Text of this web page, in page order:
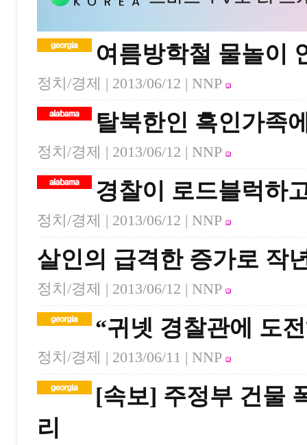
여름방학철 물놀이
정치/경제 | 2013/06/12 | NNP
탈북한인 흑인가족
정치/경제 | 2013/06/12 | NNP
경찰이 로드블럭하
정치/경제 | 2013/06/12 | NNP
살인의 급격한 증가로 작
정치/경제 | 2013/06/12 | NNP
“귀넷 경찰관에 도
정치/경제 | 2013/06/11 | NNP
[속보] 주정부 건물
리